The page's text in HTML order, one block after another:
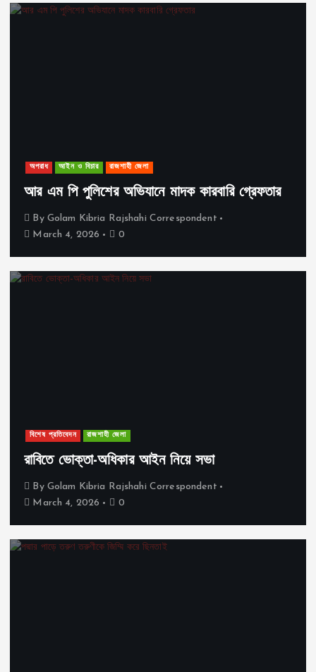
অপরাধ আইন ও বিচার রাজশাহী জেলা
আর এম পি পুলিশের অভিযানে মাদক কারবারি গ্রেফতার
By Golam Kibria Rajshahi Correspondent
March 4, 2026
0
বিশেষ প্রতিবেদন রাজশাহী জেলা
রাবিতে ভোক্তা-অধিকার আইন নিয়ে সভা
By Golam Kibria Rajshahi Correspondent
March 4, 2026
0